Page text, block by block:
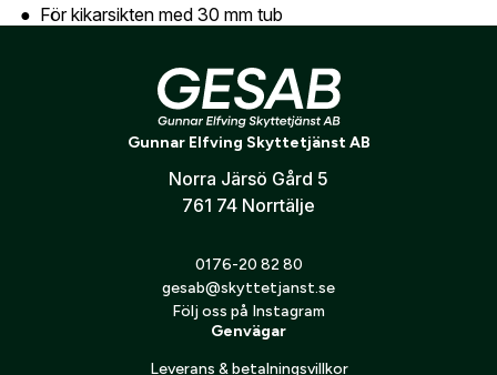
För kikarsikten med 30 mm tub
Horisontell delning av ringhalvor
Låg vikt och robust konstruktion
Matt svart finish
Verifiera e-post: *
Jag godkänner att mina personuppgifter behandlas enligt
personuppgiftspolicy.
Gunnar Elfving Skyttetjänst AB
Norra Järsö Gård 5
761 74 Norrtälje
0176-20 82 80
gesab@skyttetjanst.se
Följ oss på Instagram
Genvägar
Leverans & betalningsvillkor